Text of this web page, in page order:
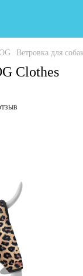
Ветровка для
Clothes